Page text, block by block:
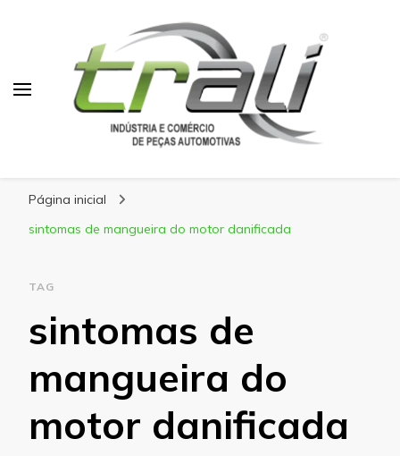
Página inicial
sintomas de mangueira do motor danificada
TAG
sintomas de
mangueira do
motor danificada